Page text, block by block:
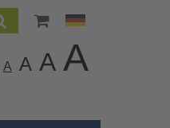
A A A A